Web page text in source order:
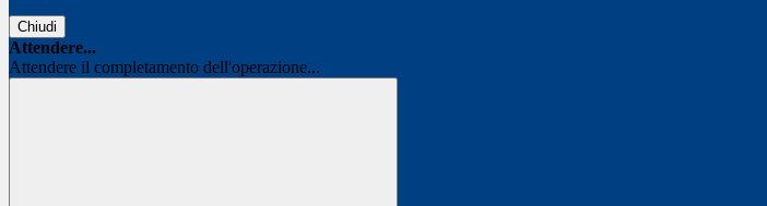
Chiudi
Attendere...
Attendere il completamento dell'operazione...